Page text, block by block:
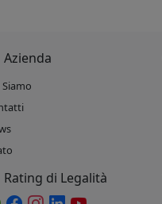
Azienda
Siamo
Rating di Legalità